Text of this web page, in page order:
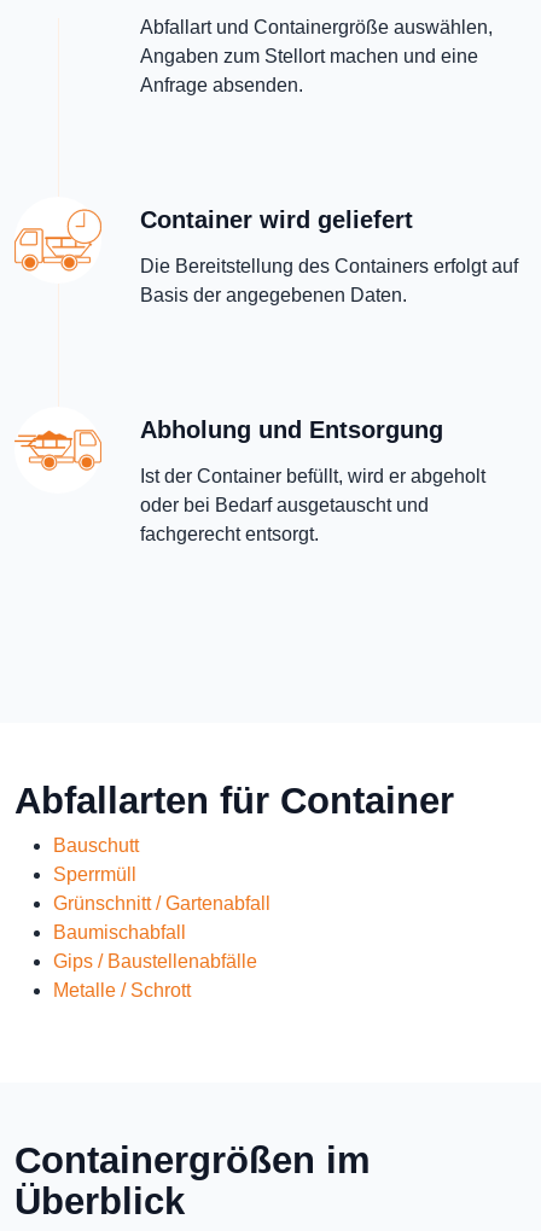
Abfallart und Containergröße auswählen,
Angaben zum Stellort machen und eine
Anfrage absenden.
Container wird geliefert
Die Bereitstellung des Containers erfolgt auf
Basis der angegebenen Daten.
Abholung und Entsorgung
Ist der Container befüllt, wird er abgeholt
oder bei Bedarf ausgetauscht und
fachgerecht entsorgt.
Abfallarten für Container
Bauschutt
Sperrmüll
Grünschnitt / Gartenabfall
Baumischabfall
Gips / Baustellenabfälle
Metalle / Schrott
Containergrößen im
Überblick